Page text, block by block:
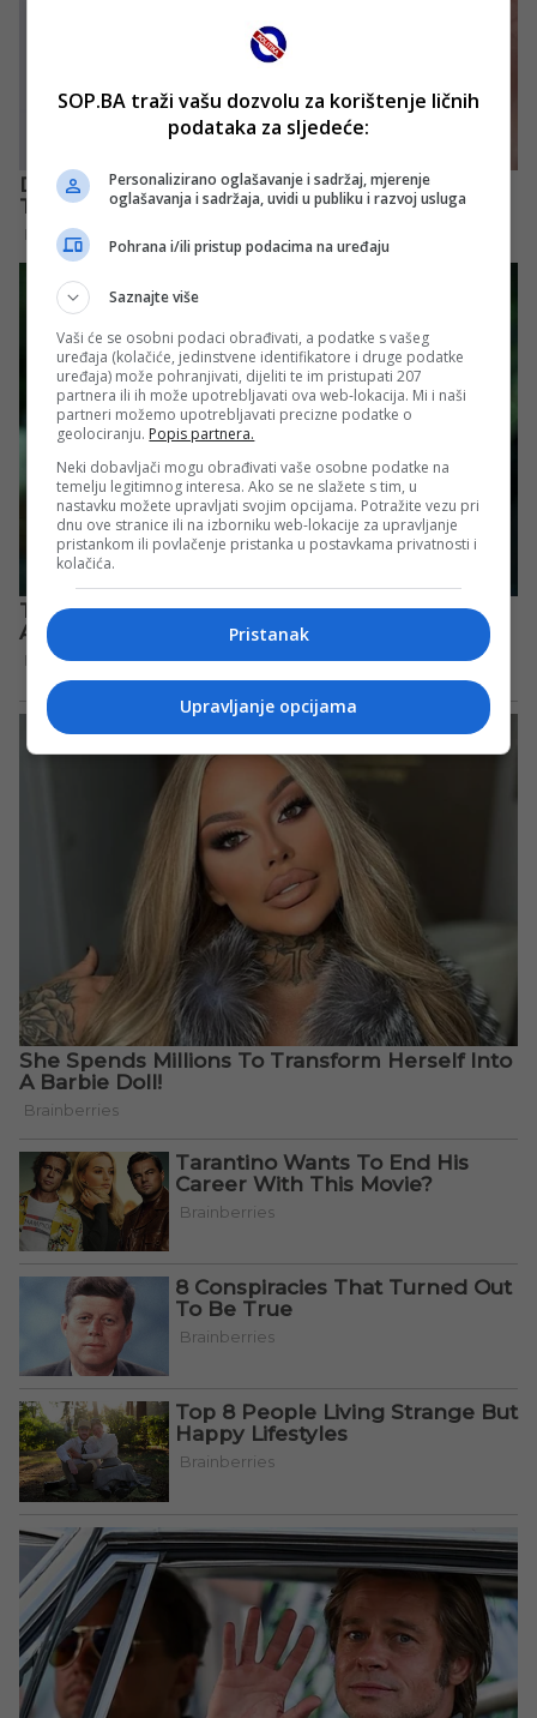
SOP.BA traži vašu dozvolu za korištenje ličnih
podataka za sljedeće:
Personalizirano oglašavanje i sadržaj, mjerenje
oglašavanja i sadržaja, uvidi u publiku i razvoj usluga
Pohrana i/ili pristup podacima na uređaju
Saznajte više
Vaši će se osobni podaci obrađivati, a podatke s vašeg
uređaja (kolačiće, jedinstvene identifikatore i druge podatke
uređaja) može pohranjivati, dijeliti te im pristupati 207
partnera ili ih može upotrebljavati ova web-lokacija. Mi i naši
partneri možemo upotrebljavati precizne podatke o
geolociranju. Popis partnera.
Neki dobavljači mogu obrađivati vaše osobne podatke na
temelju legitimnog interesa. Ako se ne slažete s tim, u
nastavku možete upravljati svojim opcijama. Potražite vezu pri
dnu ove stranice ili na izborniku web-lokacije za upravljanje
pristankom ili povlačenje pristanka u postavkama privatnosti i
kolačića.
Pristanak
Upravljanje opcijama